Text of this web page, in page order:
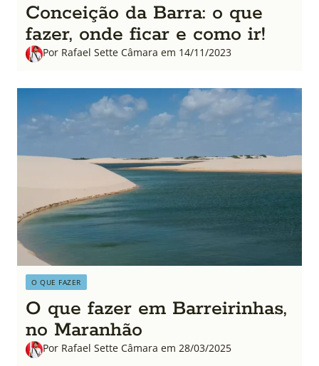
Conceição da Barra: o que
fazer, onde ficar e como ir!
Por Rafael Sette Câmara em 14/11/2023
O QUE FAZER
O que fazer em Barreirinhas,
no Maranhão
Por Rafael Sette Câmara em 28/03/2025